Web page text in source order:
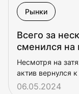
Рынки
Всего за
сменился
Несмотря на
актив вернулся
06.05.2024